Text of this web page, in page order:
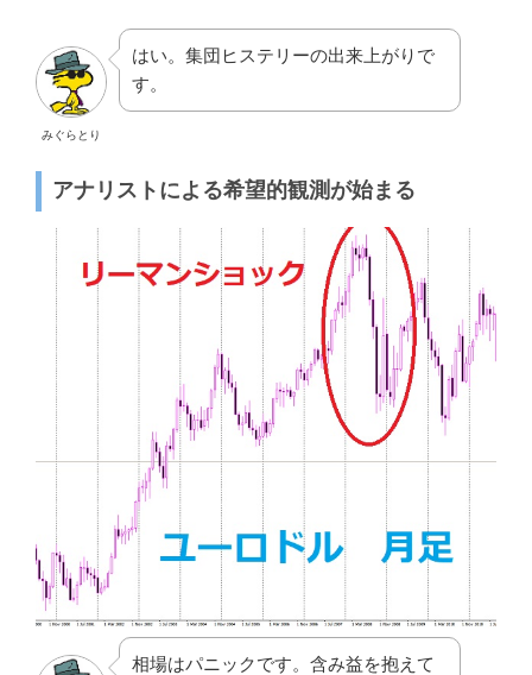
みぐらとり
はい。集団ヒステリーの出来上がりで
す。
アナリストによる希望的観測が始まる
相場はパニックです。含み益を抱えて